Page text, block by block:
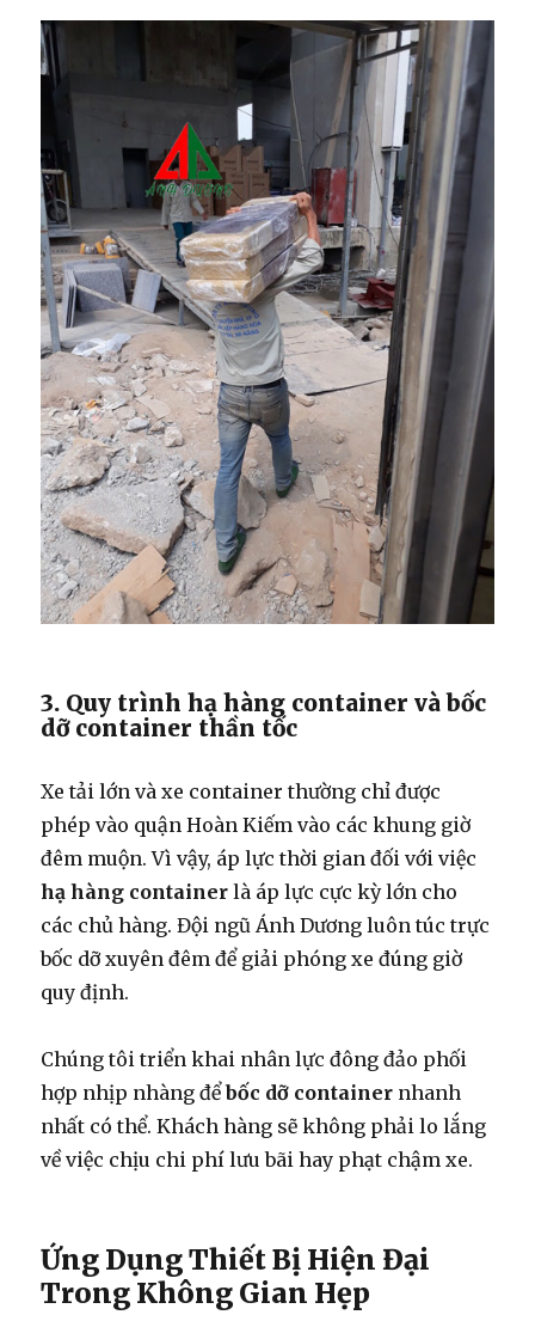
3. Quy trình hạ hàng container và bốc
dỡ container thần tốc
Xe tải lớn và xe container thường chỉ được
phép vào quận Hoàn Kiếm vào các khung giờ
đêm muộn. Vì vậy, áp lực thời gian đối với việc
hạ hàng container là áp lực cực kỳ lớn cho
các chủ hàng. Đội ngũ Ánh Dương luôn túc trực
bốc dỡ xuyên đêm để giải phóng xe đúng giờ
quy định.
Chúng tôi triển khai nhân lực đông đảo phối
hợp nhịp nhàng đểbốc dỡ container nhanh
nhất có thể. Khách hàng sẽ không phải lo lắng
về việc chịu chi phí lưu bãi hay phạt chậm xe.
Ứng Dụng Thiết Bị Hiện Đại
Trong Không Gian Hẹp